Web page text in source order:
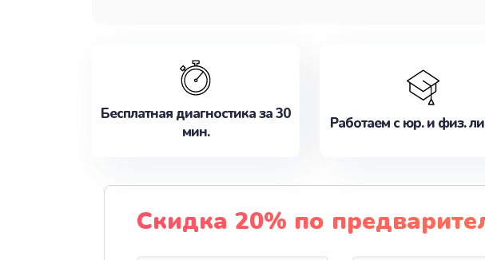
Бесплатная диагностика за 30
мин.
Работаем с юр. и физ.
Скидка 20% по